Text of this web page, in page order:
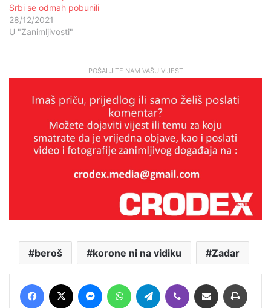
Srbi se odmah pobunili
28/12/2021
U "Zanimljivosti"
POŠALJITE NAM VAŠU VIJEST
beroš korone ni na vidiku Zadar
Facebook MessengerWhatsAppTelegram Viber Podijeli putem E-maila